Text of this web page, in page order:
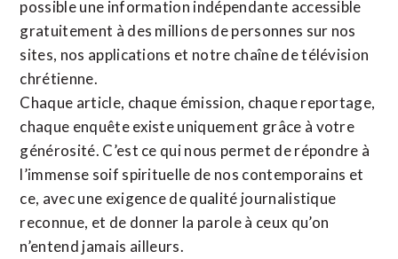
possible une information indépendante accessible
gratuitement à des millions de personnes sur nos
sites, nos applications et notre chaîne de télévision
chrétienne.
Chaque article, chaque émission, chaque reportage,
chaque enquête existe uniquement grâce à votre
générosité. C’est ce qui nous permet de répondre à
l’immense soif spirituelle de nos contemporains et
ce, avec une exigence de qualité journalistique
reconnue, et de donner la parole à ceux qu’on
n’entend jamais ailleurs.